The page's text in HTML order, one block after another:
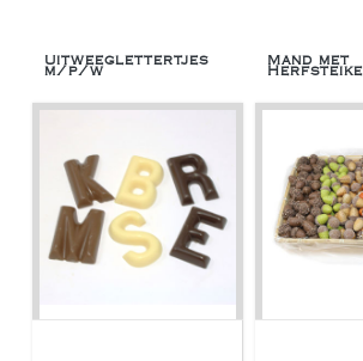
Uitweeglettertjes
m/p/w
Mand met